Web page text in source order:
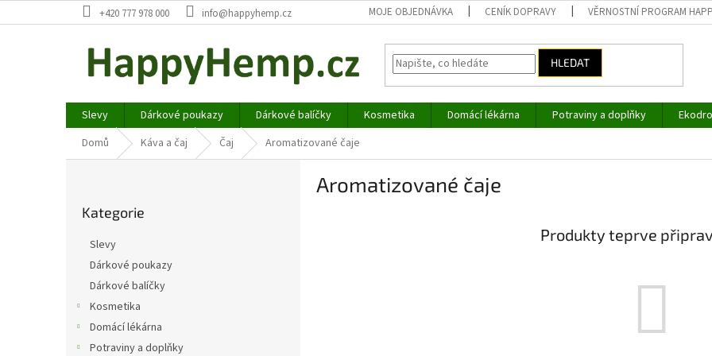
na
+420 777 978 000 info@happyhemp.cz MOJE OBJEDNÁVKA CENÍK DOPRAVY VĚRNOSTNÍ PROGRAM
HLEDAT
Slevy Dárkové poukazy Dárkové balíčky Kosmetika Domácí lékárna Potraviny a doplňky
Domů
Káva a čaj Čaj Aromatizované čaje
kategorie
Kategorie
Slevy
Dárkové poukazy
Dárkové balíčky
Kosmetika
Domácí lékárna
Potraviny a doplňky
Aromatizované čaje
Produkty teprve